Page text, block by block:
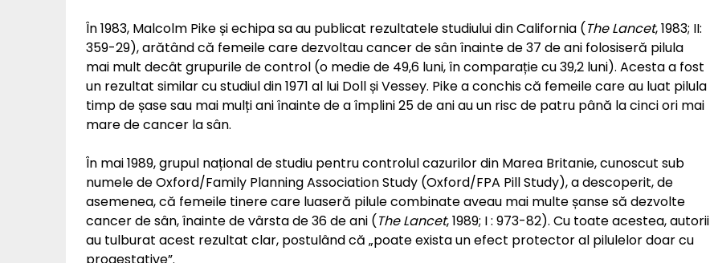
În 1983, Malcolm Pike și echipa sa au publicat rezultatele studiului din California (The Lancet, 1983; II:
359-29), arătând că femeile care dezvoltau cancer de sân înainte de 37 de ani folosiseră pilula
mai mult decât grupurile de control (o medie de 49,6 luni, în comparație cu 39,2 luni). Acesta a fost
un rezultat similar cu studiul din 1971 al lui Doll și Vessey. Pike a conchis că femeile care au luat pilula
timp de șase sau mai mulți ani înainte de a împlini 25 de ani au un risc de patru până la cinci ori mai
mare de cancer la sân.
În mai 1989, grupul național de studiu pentru controlul cazurilor din Marea Britanie, cunoscut sub
numele de Oxford/Family Planning Association Study (Oxford/FPA Pill Study), a descoperit, de
asemenea, că femeile tinere care luaseră pilule combinate aveau mai multe șanse să dezvolte
cancer de sân, înainte de vârsta de 36 de ani (The Lancet, 1989; I : 973-82). Cu toate acestea, autorii
au tulburat acest rezultat clar, postulând că „poate exista un efect protector al pilulelor doar cu